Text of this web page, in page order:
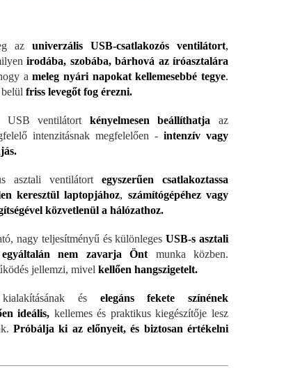
azuniverzális USB-csatlakozós ventilátort,
irodába, szobába, bárhová az íróasztalára
ameleg nyári napokat kellemesebbé tegye.
friss levegőt fog érezni.
USB ventilátort kényelmesen beállíthatja
az
intenzitásnak megfelelően -intenzív vagy
asztali ventilátort egyszerűen csatlakoztassa
keresztül laptopjához, számítógépéhez vagy
közvetlenül a hálózathoz.
nagy teljesítményű és különlegesUSB-s asztali
nem zavarja Öntmunka közben.
jellemzi, mivel kellően hangszigetelt.
és elegáns fekete színének
ideális, kellemes és praktikus kiegészítője lesz
Próbálja ki az előnyeit, és biztosan értékelni